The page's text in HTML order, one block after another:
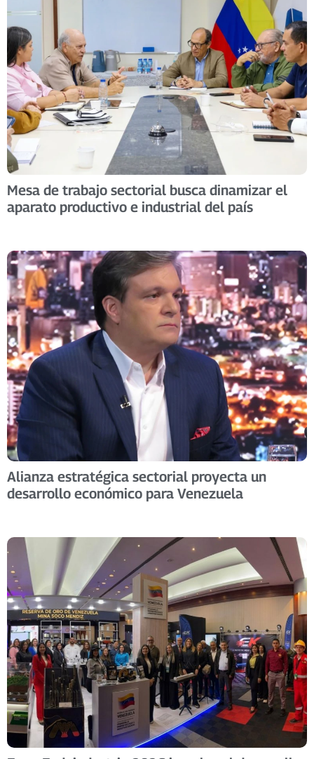
Mesa de trabajo sectorial busca dinamizar el
aparato productivo e industrial del país
Alianza estratégica sectorial proyecta un
desarrollo económico para Venezuela